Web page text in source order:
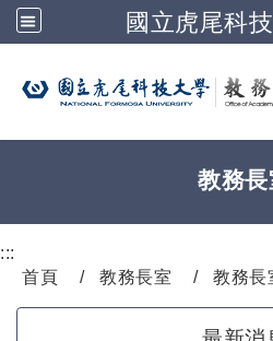
國立虎尾科
跳到主要
教務長
:::
首頁
教務長室 教務長